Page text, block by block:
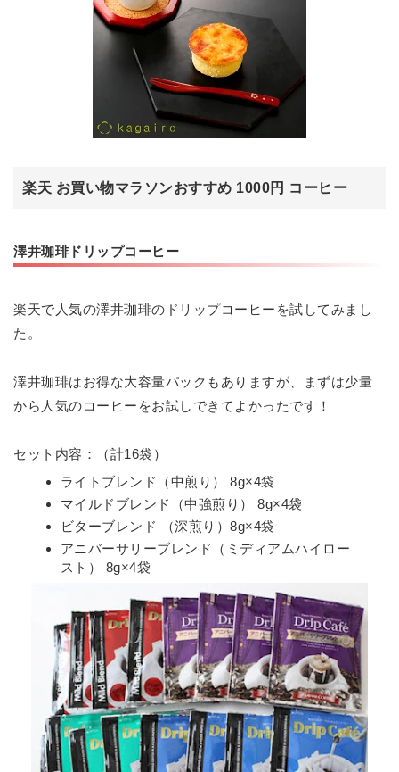
楽天 お買い物マラソンおすすめ 1000円 コーヒー
澤井珈琲ドリップコーヒー
楽天で人気の澤井珈琲のドリップコーヒーを試してみまし
た。
澤井珈琲はお得な大容量パックもありますが、まずは少量
から人気のコーヒーをお試しできてよかったです！
セット内容：（計16袋）
ライトブレンド（中煎り） 8g×4袋
マイルドブレンド（中強煎り） 8g×4袋
ビターブレンド （深煎り）8g×4袋
アニバーサリーブレンド（ミディアムハイロー
スト） 8g×4袋